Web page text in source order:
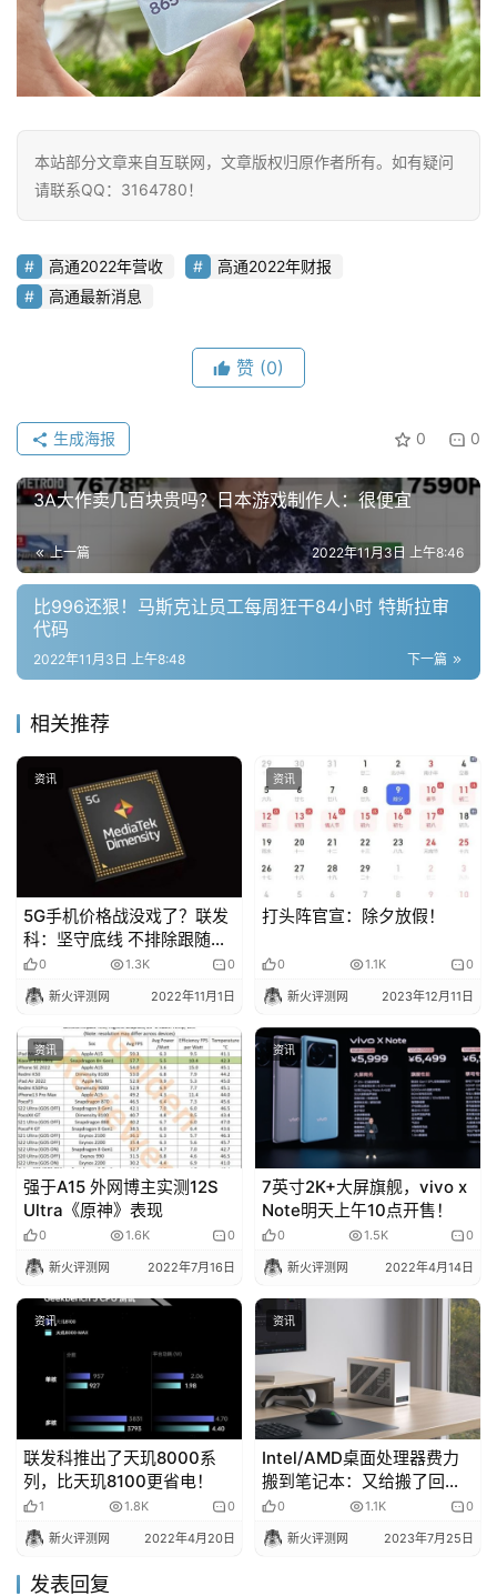
首
资
讯
评
心
物
荐
登录
本站部分文章来自互联网，文章版权归原作者所有。如有疑问
请联系QQ：3164780！
高通2022年营收
高通2022年财报
高通最新消息
赞 (0)
0 0
生成海报
3A大作卖几百块贵吗？日本游戏制作人：很便宜
上一篇 2022年11月3日 上午8:46
比996还狠！马斯克让员工每周狂干84小时 特斯拉审
代码
下一篇
2022年11月3日 上午8:48
相关推荐
资讯
5G手机价格战没戏了？联发
科：坚守底线 不排除跟随台
积电涨价
0 1.3K 0
新火评测网 2022年11月1日
资讯
打头阵官宣：除夕放假！
0 1.1K 0
新火评测网 2023年12月11日
资讯
强于A15 外网博主实测12S
Ultra《原神》表现
0 1.6K 0
新火评测网 2022年7月16日
资讯
7英寸2K+大屏旗舰，vivo x
Note明天上午10点开售！
0 1.5K 0
新火评测网 2022年4月14日
资讯
联发科推出了天玑8000系
列，比天玑8100更省电！
1 1.8K 0
新火评测网 2022年4月20日
资讯
Intel/AMD桌面处理器费力
搬到笔记本：又给搬了回
来！
0 1.1K 0
新火评测网 2023年7月25日
发表回复